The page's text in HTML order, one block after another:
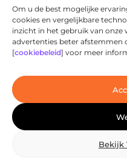
Om u de best mogelijke
cookies en vergelijkbare
inzicht in het gebruik van
advertenties beter afstemmen
[cookiebeleid] voor meer
Bekijk
Ontdek de
jouw stad
laserbehandelingen in